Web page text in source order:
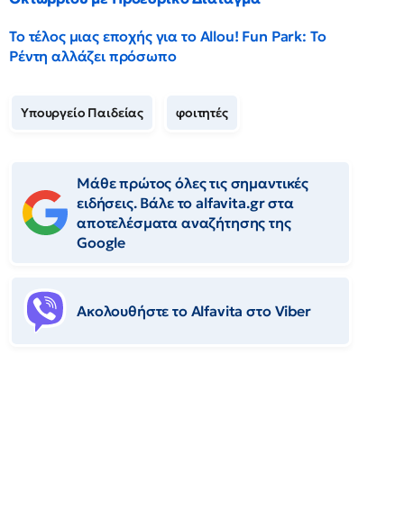
Το τέλος μιας εποχής για το Allou! Fun Park: Το
Ρέντη αλλάζει πρόσωπο
Υπουργείο Παιδείας φοιτητές
Μάθε πρώτος όλες τις σημαντικές
ειδήσεις. Βάλε το alfavita.gr στα
αποτελέσματα αναζήτησης της
Google
Ακολουθήστε το Αlfavita στο Viber